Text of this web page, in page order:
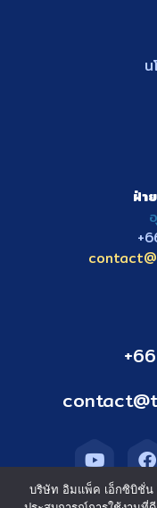
ฝ่า
บริษัท อิมแพ็ค เอ็กซิบิชั่น